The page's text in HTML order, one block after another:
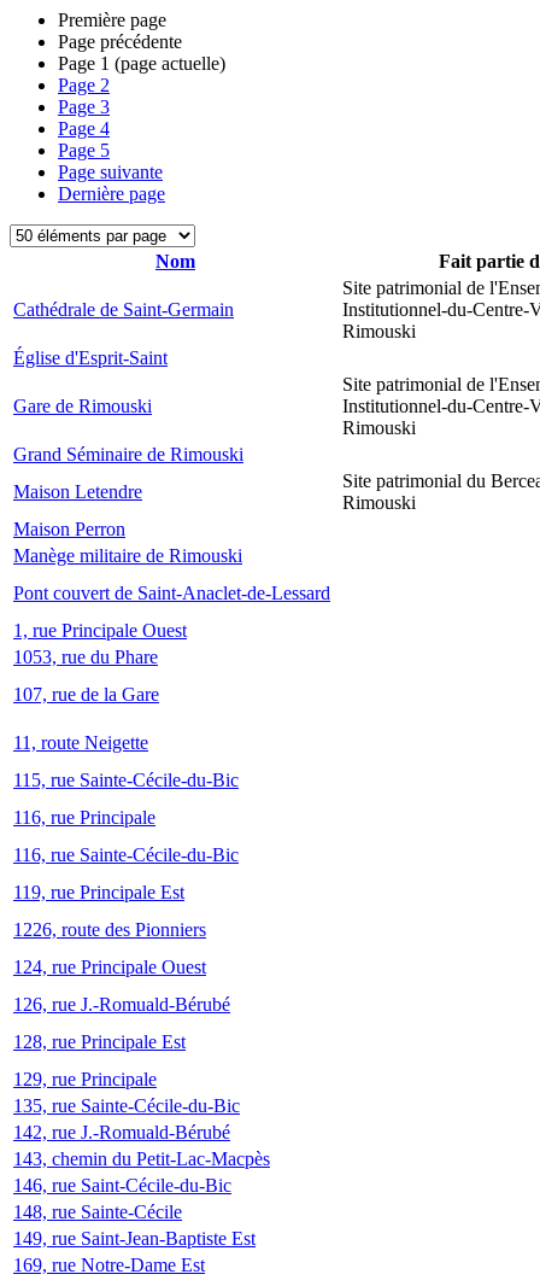
Première page
Page précédente
Page 1 (page actuelle)
Page 2
Page 3
Page 4
Page 5
Page suivante
Dernière page
Nom Fait partie
Cathédrale de Saint-Germain
Site patrimonial de
Institutionnel-du-Centre-
Rimouski
Église d'Esprit-Saint
Gare de Rimouski
Site patrimonial de
Institutionnel-du-Centre-
Rimouski
Grand Séminaire de Rimouski
Maison Letendre
Site patrimonial du
Rimouski
Maison Perron
Manège militaire de Rimouski
Pont couvert de Saint-Anaclet-de-Lessard
1, rue Principale Ouest
1053, rue du Phare
107, rue de la Gare
11, route Neigette
115, rue Sainte-Cécile-du-Bic
116, rue Principale
116, rue Sainte-Cécile-du-Bic
119, rue Principale Est
1226, route des Pionniers
124, rue Principale Ouest
126, rue J.-Romuald-Bérubé
128, rue Principale Est
129, rue Principale
135, rue Sainte-Cécile-du-Bic
142, rue J.-Romuald-Bérubé
143, chemin du Petit-Lac-Macpès
146, rue Saint-Cécile-du-Bic
148, rue Sainte-Cécile
149, rue Saint-Jean-Baptiste Est
169, rue Notre-Dame Est